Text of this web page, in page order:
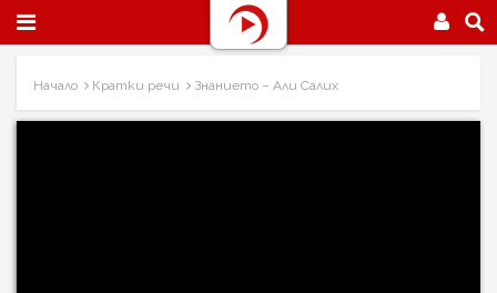
Начало Кратки речи Знанието – Али Салих